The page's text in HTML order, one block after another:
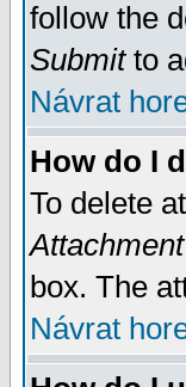
follow the
Submitto
Návrat
How do I
To delete
Attachment
box. The
Návrat